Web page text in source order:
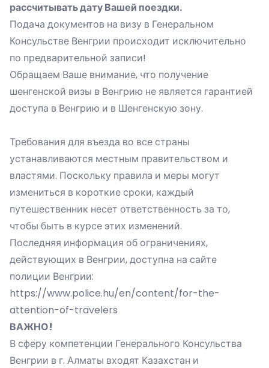
рассчитывать дату Вашей поездки.
Подача документов на визу в Генеральном
Консульстве Венгрии происходит исключительно
по предварительной записи!
Обращаем Ваше внимание, что получение
шенгенской визы в Венгрию не является гарантией
доступа в Венгрию и в Шенгенскую зону.
Требования для въезда во все страны
устанавливаются местным правительством и
властями. Поскольку правила и меры могут
измениться в короткие сроки, каждый
путешественник несет ответственность за то,
чтобы быть в курсе этих изменений.
Последняя информация об ограничениях,
действующих в Венгрии, доступна на сайте
полиции Венгрии:
https://www.police.hu/en/content/for-the-
attention-of-travelers
ВАЖНО!
В сферу компетенции Генерального Консульства
Венгрии в г. Алматы входят Казахстан и